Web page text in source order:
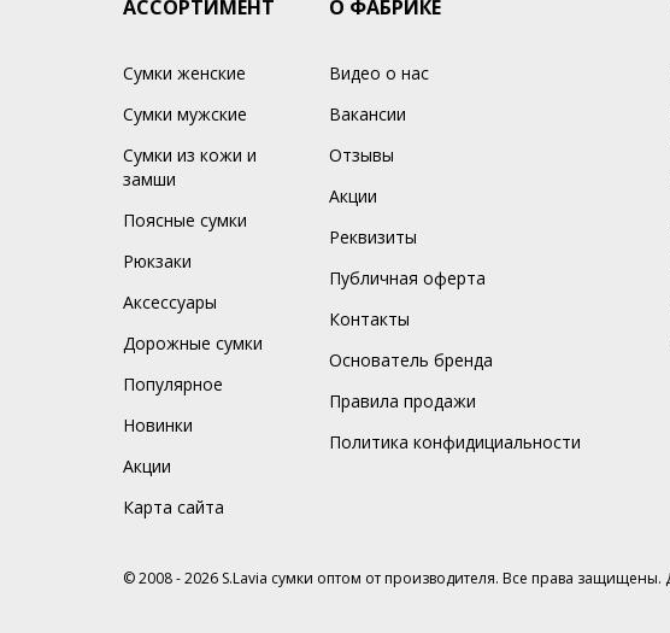
АССОРТИМЕНТ
Сумки женские
Сумки мужские
Сумки из кожи и
замши
Поясные сумки
Рюкзаки
Аксессуары
Дорожные сумки
Популярное
Новинки
Акции
Карта сайта
О ФАБРИКЕ
Видео о нас
Вакансии
Отзывы
Акции
Реквизиты
Публичная оферта
Контакты
Основатель бренда
Правила продажи
Политика конфидициальности
© 2008 - 2026 S.Lavia сумки оптом от производителя. Все права защищены.